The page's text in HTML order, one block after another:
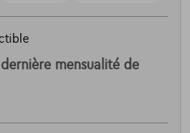
mensualité de